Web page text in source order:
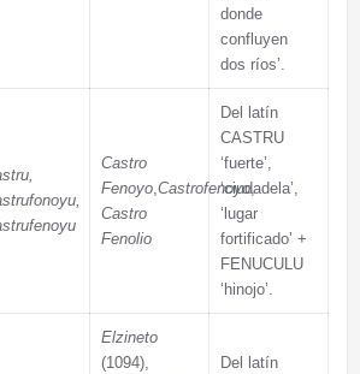
donde
confluyen
dos ríos’.
Castro
Fenoyo,Castrofenoyo,
Castro
Fenolio
Del latín
CASTRU
‘fuerte’,
‘ciudadela’,
‘lugar
fortificado’ +
FENUCULU
‘hinojo’.
Elzineto
(1094),
Del latín